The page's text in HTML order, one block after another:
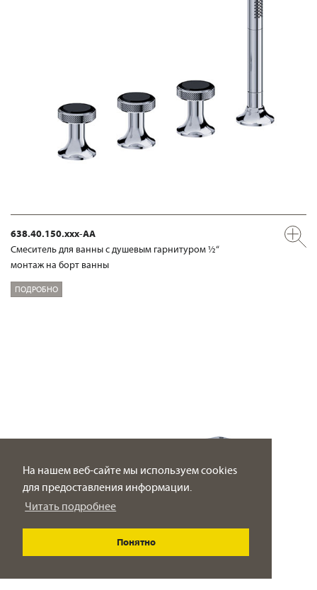
На нашем веб-сайте мы используем cookies
для предоставления информации.
Читать подробнее
Понятно
638.40.150.xxx-AA
Смеситель для ванны с душевым гарнитуром ½“
монтаж на борт ванны
ПОДРОБНО